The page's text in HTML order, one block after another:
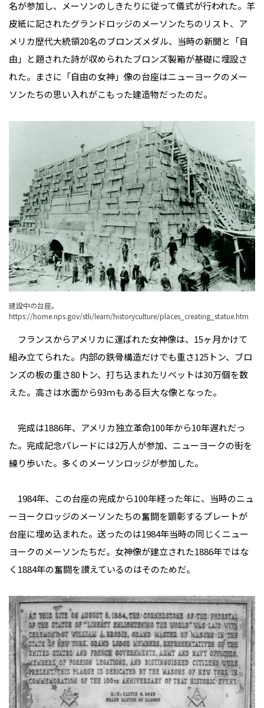
名が参加し、メーソンのしきたりに従って儀式が行われた。羊
皮紙に記されたグランドロッジのメーソンたちのリスト、ア
メリカ歴代大統領20名のブロンズメダル、当時の新聞と「自
由」と題された詩が収められたブロンズ製箱が基礎に埋設さ
れた。まさに「自由の女神」像の台座はニューヨークのメー
ソンたちの思い入れがこもった建造物だったのだ。
建設中の台座。
https://home.nps.gov/stli/learn/historyculture/places_creating_statue.htm
フランスからアメリカに運ばれた女神像は、15ヶ月かけて
組み立てられた。内部の鉄骨構造だけでも重さ125トン、ブロ
ンズの板の重さ80トン、打ち込まれたリベットは30万個を数
えた。高さは水面から93ｍもある巨大な像となった。
完成は1886年、アメリカ独立革命100年から10年遅れだっ
た。完成記念パレードには2万人が参加、ニューヨークの街を
練り歩いた。多くのメーソンロッジが参加した。
1984年、この台座の完成から100年経った年に、当時のニュ
ーヨークロッジのメーソンたちの奮闘を顕彰するプレートが
台座に埋め込まれた。送ったのは1984年当時の同じくニュー
ヨークのメーソンたちだ。女神像が建立された1886年ではな
く1884年の奮闘を讃えているのはそのためだ。